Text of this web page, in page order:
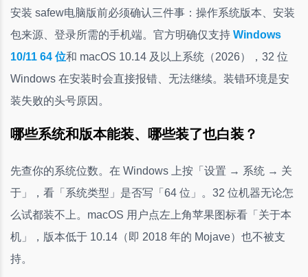
安装 safew电脑版前必须确认三件事：操作系统版本、安装
包来源、登录所需的手机端。官方明确仅支持 Windows
10/11 64 位和 macOS 10.14 及以上系统（2026），32 位
Windows 在安装时会直接报错、无法继续。装错环境是安
装失败的头号原因。
哪些系统和版本能装、哪些装了也白装？
先查你的系统位数。在 Windows 上按「设置 → 系统 → 关
于」，看「系统类型」是否写「64 位」。32 位机器无论怎
么试都装不上。macOS 用户点左上角苹果图标看「关于本
机」，版本低于 10.14（即 2018 年的 Mojave）也不被支
持。